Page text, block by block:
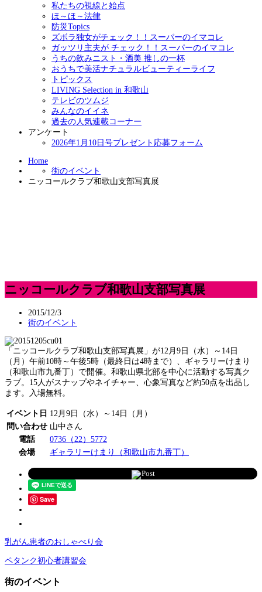
私たちの視線と始点
ほ～ほ～法律
防災Topics
ズボラ独女がチェック！！スーパーのイマコレ
ガッツリ主夫が チェック！！スーパーのイマコレ
うちの飲みニスト・酒美 推しの一杯
おうちで美活ナチュラルビューティーライフ
トピックス
LIVING Selection in 和歌山
テレビのツムジ
みんなのイイネ
過去の人気連載コーナー
アンケート
2026年1月10日号プレゼント応募フォーム
Home
街のイベント
ニッコールクラブ和歌山支部写真展
ニッコールクラブ和歌山支部写真展
2015/12/3
街のイベント
「ニッコールクラブ和歌山支部写真展」が12月9日（水）～14日
（月）午前10時～午後5時（最終日は4時まで）、ギャラリーけまり
（和歌山市九番丁）で開催。和歌山県北部を中心に活動する写真ク
ラブ。15人がスナップやネイチャー、心象写真など約50点を出品し
ます。入場無料。
イベント日 12月9日（水）～14日（月）
問い合わせ 山中さん
電話
0736（22）5772
会場
ギャラリーけまり（和歌山市九番丁）
Post
Save
乳がん患者のおしゃべり会
ペタンク初心者講習会
街のイベント